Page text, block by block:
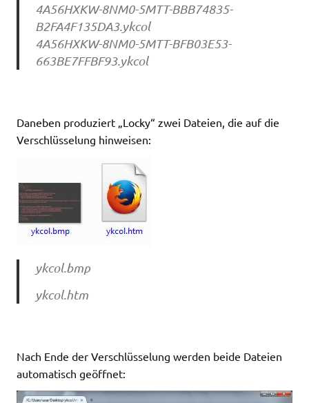
4A56HXKW-8NM0-5MTT-BBB74835-
B2FA4F135DA3.ykcol
4A56HXKW-8NM0-5MTT-BFB03E53-
663BE7FFBF93.ykcol
Daneben produziert „Locky“ zwei Dateien, die auf die
Verschlüsselung hinweisen:
ykcol.bmp
ykcol.htm
Nach Ende der Verschlüsselung werden beide Dateien
automatisch geöffnet: